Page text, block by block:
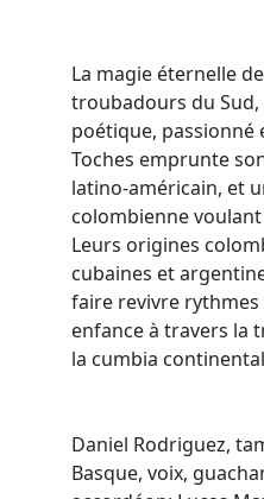
La magie éternelle
troubadours du
poétique, passionné
Toches emprunte
latino-américain, et
colombienne
Leurs origines
cubaines et
faire revivre
enfance à travers la
la cumbia
Daniel Rodriguez,
Basque, voix,